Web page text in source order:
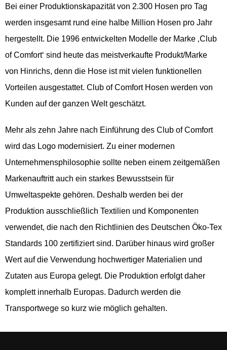
Bei einer Produktionskapazität von 2.300 Hosen pro Tag
werden insgesamt rund eine halbe Million Hosen pro Jahr
hergestellt. Die 1996 entwickelten Modelle der Marke ‚Club
of Comfort‘ sind heute das meistverkaufte Produkt/Marke
von Hinrichs, denn die Hose ist mit vielen funktionellen
Vorteilen ausgestattet. Club of Comfort Hosen werden von
Kunden auf der ganzen Welt geschätzt.
Mehr als zehn Jahre nach Einführung des Club of Comfort
wird das Logo modernisiert. Zu einer modernen
Unternehmensphilosophie sollte neben einem zeitgemäßen
Markenauftritt auch ein starkes Bewusstsein für
Umweltaspekte gehören. Deshalb werden bei der
Produktion ausschließlich Textilien und Komponenten
verwendet, die nach den Richtlinien des Deutschen Öko-Tex
Standards 100 zertifiziert sind. Darüber hinaus wird großer
Wert auf die Verwendung hochwertiger Materialien und
Zutaten aus Europa gelegt. Die Produktion erfolgt daher
komplett innerhalb Europas. Dadurch werden die
Transportwege so kurz wie möglich gehalten.